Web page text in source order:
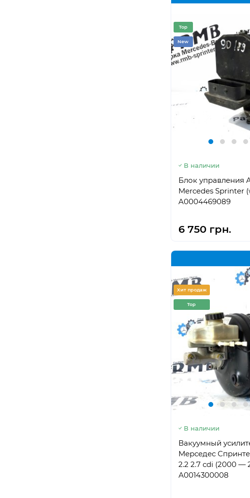
Top
New
В наличии
Блок управления
Mercedes Sprinter
A0004469089
6 750 грн.
Хит продаж
Top
В наличии
Вакуумный
Мерседес
2.2 2.7 cdi (2000 —
А0014300008